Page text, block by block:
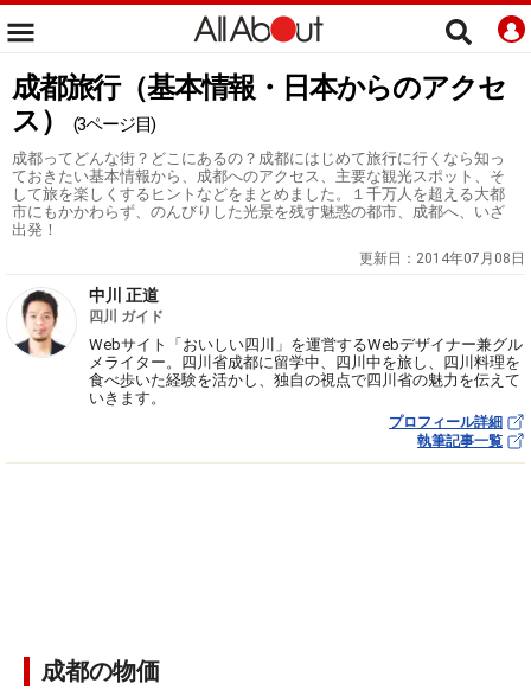
成都旅行（基本情報・日本からのアクセ
ス）
(3ページ目)
成都ってどんな街？どこにあるの？成都にはじめて旅行に行くなら知っ
ておきたい基本情報から、成都へのアクセス、主要な観光スポット、そ
して旅を楽しくするヒントなどをまとめました。１千万人を超える大都
市にもかかわらず、のんびりした光景を残す魅惑の都市、成都へ、いざ
出発！
更新日： 2014年07月08日
中川 正道
四川 ガイド
Webサイト「おいしい四川」を運営するWebデザイナー兼グル
メライター。四川省成都に留学中、四川中を旅し、四川料理を
食べ歩いた経験を活かし、独自の視点で四川省の魅力を伝えて
いきます。
プロフィール詳細
執筆記事一覧
成都の物価